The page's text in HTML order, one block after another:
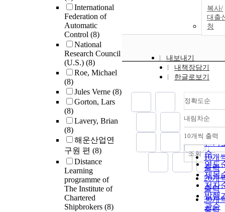
International
Federation of
Automatic
Control (8)
National
Research Council
(U.S.) (8)
Roe, Michael
(8)
Jules Verne (8)
Gorton, Lars
(8)
Lavery, Brian
(8)
해운산업연
구원 편 (8)
Distance
Learning
programme of
The Institute of
Chartered
Shipbrokers (8)
복사/
대출
청
내보내기
내책장담기
한글로보기
정확도순
정확
순
인기
순
연도
제목
저자
발행
관순
내림차순
내림
10개씩 출력
10개
출력
20개
출력
30개
출력
조회